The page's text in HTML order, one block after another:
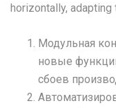
horizontally,
Модульная
новые
сбоев